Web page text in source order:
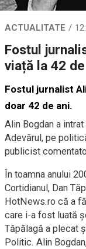
ACTUALITATE
Fostul
viață la 42
Fostul jurnalist
doar 42 de ani.
Alin Bogdan a
Adevărul, pe
publicist
În toamna anului
Cortidianul, Dan
HotNews.ro că a
care i-a fost luată
Tăpălagă a plecat
Politic. Alin